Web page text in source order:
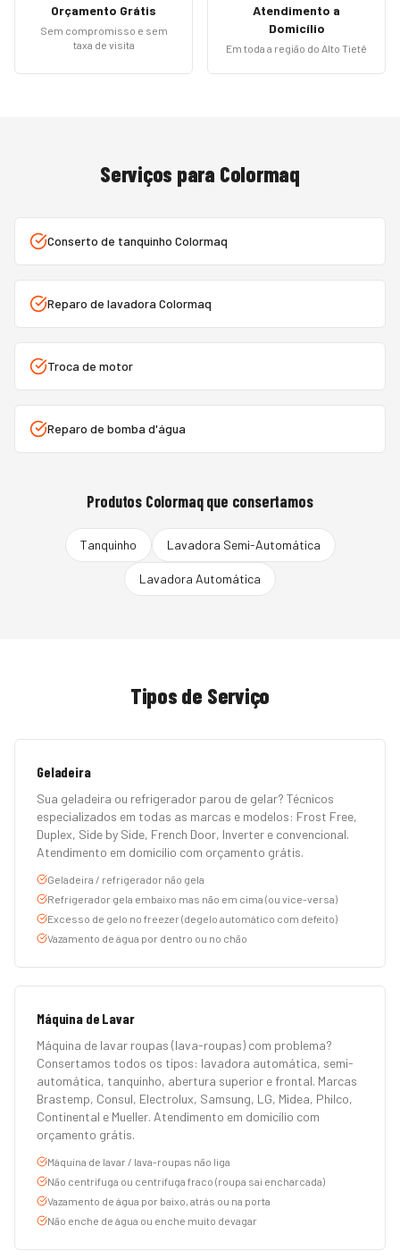
Orçamento Grátis
Sem compromisso e sem
taxa de visita
Atendimento a
Domicílio
Em toda a região do Alto Tietê
Serviços para Colormaq
Conserto de tanquinho Colormaq
Reparo de lavadora Colormaq
Troca de motor
Reparo de bomba d'água
Produtos Colormaqque consertamos
Tanquinho Lavadora Semi-Automática
Lavadora Automática
Tipos de Serviço
Geladeira
Sua geladeira ou refrigerador parou de gelar? Técnicos
especializados em todas as marcas e modelos: Frost Free,
Duplex, Side by Side, French Door, Inverter e convencional.
Atendimento em domicílio com orçamento grátis.
Geladeira / refrigerador não gela
Refrigerador gela embaixo mas não em cima (ou vice-versa)
Excesso de gelo no freezer (degelo automático com defeito)
Vazamento de água por dentro ou no chão
Máquina de Lavar
Máquina de lavar roupas (lava-roupas) com problema?
Consertamos todos os tipos: lavadora automática, semi-
automática, tanquinho, abertura superior e frontal. Marcas
Brastemp, Consul, Electrolux, Samsung, LG, Midea, Philco,
Continental e Mueller. Atendimento em domicílio com
orçamento grátis.
Máquina de lavar / lava-roupas não liga
Não centrifuga ou centrifuga fraco (roupa sai encharcada)
Vazamento de água por baixo, atrás ou na porta
Não enche de água ou enche muito devagar